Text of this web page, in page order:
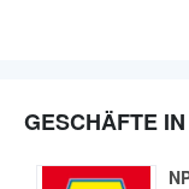
GESCHÄFTE